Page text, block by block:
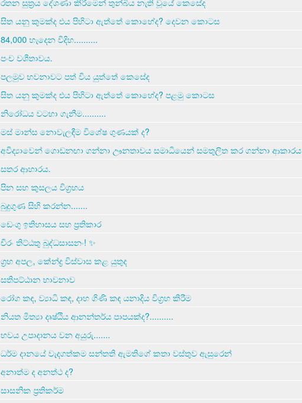
සිත යනු කුමක්ද එය පිහිටා ඇත්තේ කොහේද? දෙවන කොටස
84,000 හැදෙන විදිහ..........
පංච වශීතාවය.
පලමුව භවනාවට පත් විය යුත්තේ කෙසේද
සිත යනු කුමක්ද එය පිහිටා ඇත්තේ කොහේද? පළමු කොටස
නිරෝධය වටහා ගැනීම..........
මස් මාන්ස නොවැලඳීම විශේෂ ගුණයක් ද?
අවිද්‍යාවෙන් ගොඩනඟා ගන්නා ඌනතාවය සමාධියෙන් සමතුලිත කර ගන්නා ආකාරය
සතර ආහාරය.
පින සහ කුසලය විග්‍රහය
බුදුගුණ සිහි කරන්න.......
ඩෙංගු ඉතිහාසය සහ ප්‍රතිකාර
චිරං තිට්ඨතු බුද්ධසාසනං! ✨
ග්‍රහ අපල, කේන්ද්‍ර විස්වාස කළ යුතුද
සතිපට්ඨාන භාවනාව
රෝග කඳ, ව්‍යාධි කඳ, දාහ ගිණි කඳ යනාදිය විග්‍රහ කිරීම
නියත මිත්‍යා දෘෂ්ඨිය ආනන්තර්ය පාපයක්ද?..........
භවය උපාදානය වන අයුරු.......
ධර්ම දානයේ වැදගත්කම සන්තති ඇමතිගේ කතා වස්තුව ඇසුරෙන්
අනාත්ම ද අනත්ථ ද?
සාසනික ප්‍රතිකර්ම